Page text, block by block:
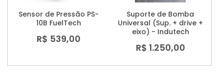
Sensor de Pressão PS-
10B FuelTech
R$ 539,00
Suporte de Bomba
Universal (Sup. + drive +
eixo) - Indutech
R$ 1.250,00